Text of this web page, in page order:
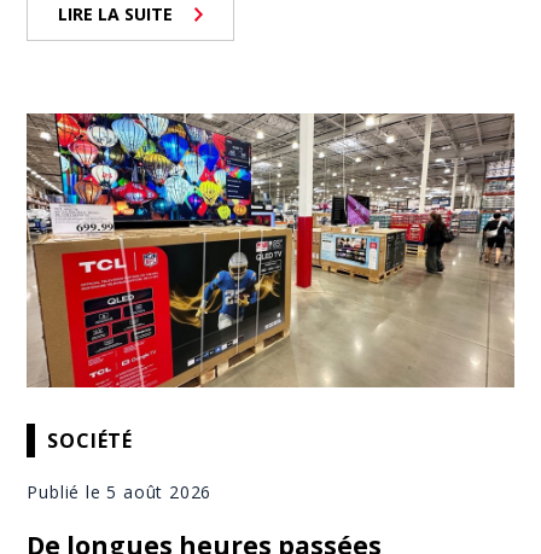
LIRE LA SUITE
SOCIÉTÉ
Publié le 5 août 2026
De longues heures passées